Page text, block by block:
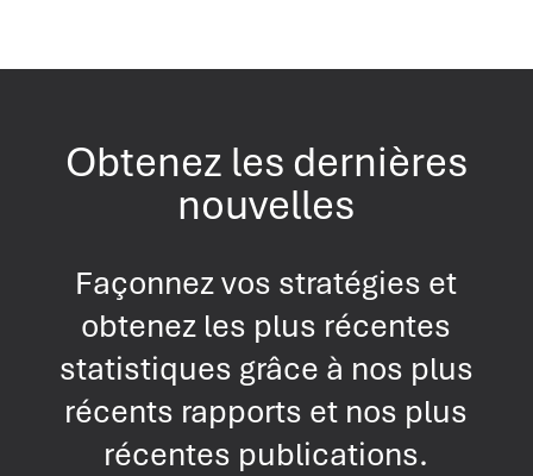
Obtenez les dernières
nouvelles
Façonnez vos stratégies et
obtenez les plus récentes
statistiques grâce à nos plus
récents rapports et nos plus
récentes publications.